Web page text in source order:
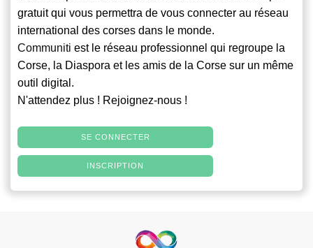
gratuit qui vous permettra de vous connecter au réseau
international des corses dans le monde.
Communiti est le réseau professionnel qui regroupe la
Corse, la Diaspora et les amis de la Corse sur un même
outil digital.
N'attendez plus ! Rejoignez-nous !
SE CONNECTER
INSCRIPTION